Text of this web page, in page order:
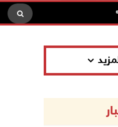
العربية السعودية والجمهورية اليمنية